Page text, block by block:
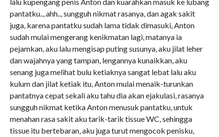
pantatku.., ahh.., sungguh nikmat rasanya, dan agak sakit
juga, karena pantatku sudah lama tidak dimasuki, Anton
sudah mulai mengerang kenikmatan lagi, matanya ia
pejamkan, aku lalu mengisap puting susunya, aku jilat leher
dan wajahnya yang tampan, lengannya kunaikkan, aku
senang juga melihat bulu ketiaknya sangat lebat lalu aku
kulum dan jilat ketiak itu, Anton mulai menaik-turunkan
pantatnya cepat sekali aku tahu dia akan ejakulasi, rasanya
sungguh nikmat ketika Anton menusuk pantatku, untuk
menahan rasa sakit aku tarik-tarik tissue WC, sehingga
tissue itu bertebaran, aku juga turut mengocok penisku,